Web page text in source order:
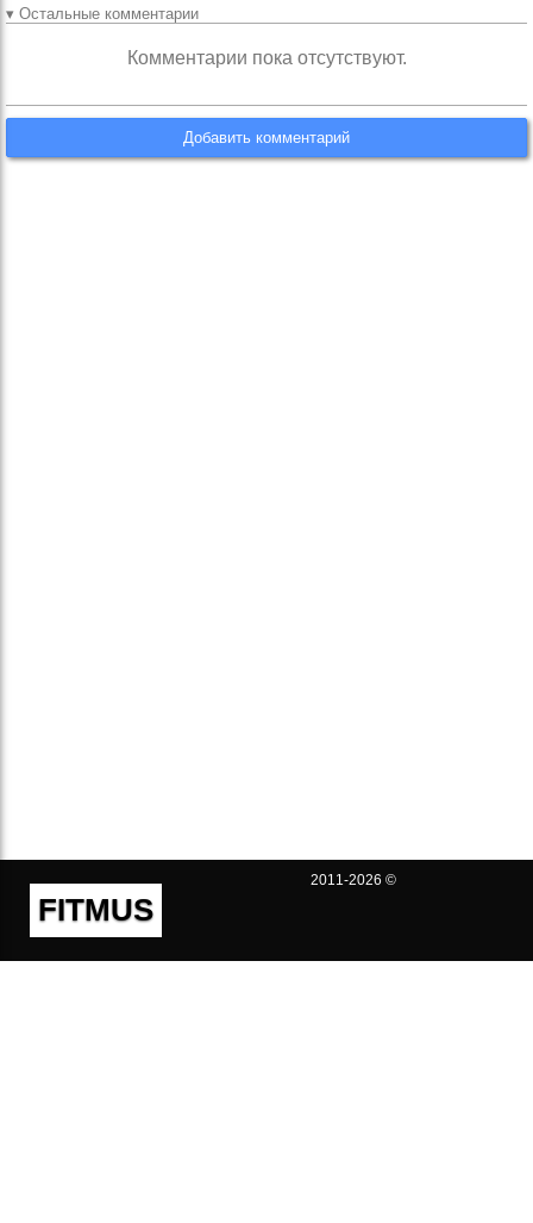
▾ Остальные комментарии
Комментарии пока отсутствуют.
Добавить комментарий
FITMUS
2011-2026 ©